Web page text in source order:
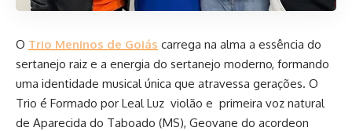
O Trio Meninos de Goiás carrega na alma a essência do
sertanejo raiz e a energia do sertanejo moderno, formando
uma identidade musical única que atravessa gerações. O
Trio é Formado por Leal Luz violão e primeira voz natural
de Aparecida do Taboado (MS), Geovane do acordeon